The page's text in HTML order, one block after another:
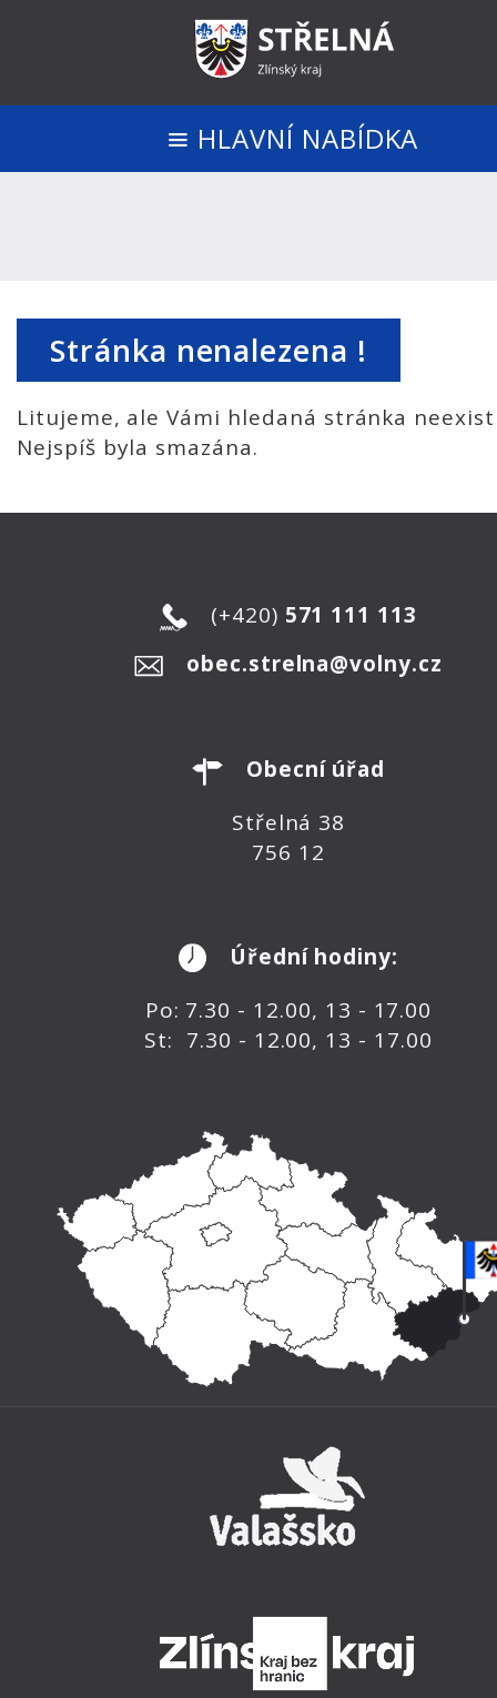
HLAVNÍ NABÍDKA
Stránka nenalezena !
Litujeme, ale Vámi hledaná stránka
Nejspíš byla smazána.
(+420) 571 111 113
obec.strelna@volny.cz
Obecní úřad
Střelná 38
756 12
Úřední hodiny:
Po: 7.30 - 12.00, 13 - 17.00
St: 7.30 - 12.00, 13 - 17.00